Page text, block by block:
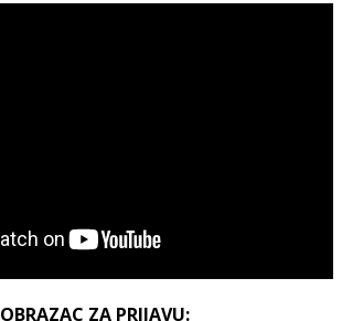
OBRAZAC ZA PRIJAVU: